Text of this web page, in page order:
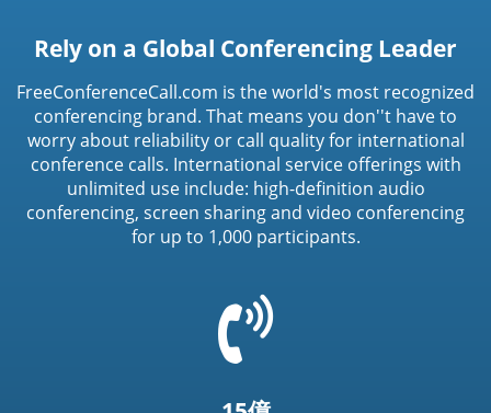
Rely on a Global Conferencing Leader
FreeConferenceCall.com is the world's most recognized
conferencing brand. That means you don''t have to
worry about reliability or call quality for international
conference calls. International service offerings with
unlimited use include: high-definition audio
conferencing, screen sharing and video conferencing
for up to 1,000 participants.
t('common.phone_icon')